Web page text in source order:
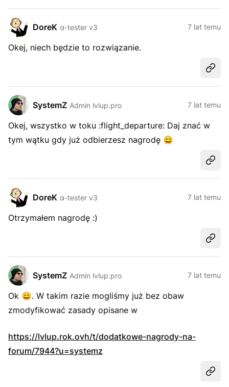
DoreK α-tester v3 7 lat temu
Okej, niech będzie to rozwiązanie.
SystemZ Admin lvlup.pro 7 lat temu
Okej, wszystko w toku :flight_departure: Daj znać w
tym wątku gdy już odbierzesz nagrodę 😄
DoreK α-tester v3 7 lat temu
Otrzymałem nagrodę :)
SystemZ Admin lvlup.pro 7 lat temu
Ok 😄. W takim razie mogliśmy już bez obaw
zmodyfikować zasady opisane w
https://lvlup.rok.ovh/t/dodatkowe-nagrody-na-
forum/7944?u=systemz